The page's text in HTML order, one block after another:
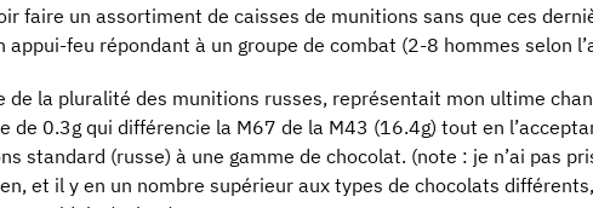
faire un assortiment de caisses de munitions sans que ces
appui-feu répondant à un groupe de combat (2-8 hommes selon
de la pluralité des munitions russes, représentait mon ultime
0.3g qui différencie la M67 de la M43 (16.4g) tout en
standard (russe) à une gamme de chocolat. (note : je n’ai pas
et il y en un nombre supérieur aux types de chocolats